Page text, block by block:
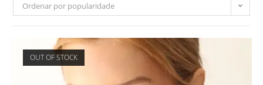
Ordenar por popularidade
OUT OF STOCK